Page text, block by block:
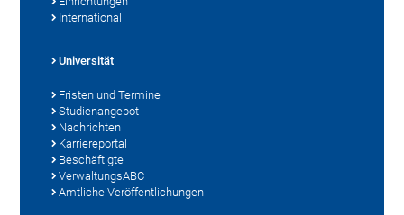
International
Universität
Fristen und Termine
Studienangebot
Nachrichten
Karriereportal
Beschäftigte
VerwaltungsABC
Amtliche Veröffentlichungen